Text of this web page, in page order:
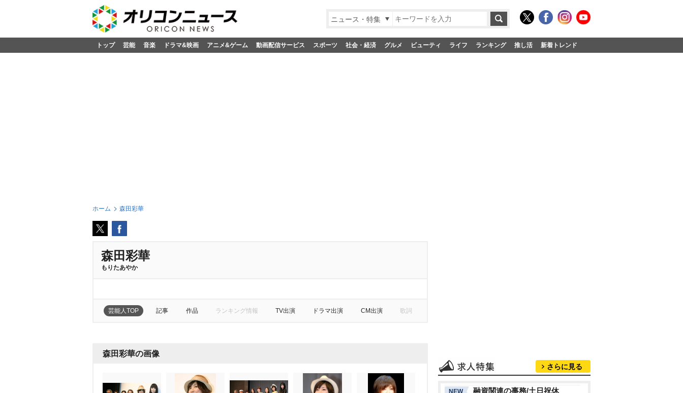
ニュース・特集
トップ 芸能 音楽 ドラマ&映画 アニメ&ゲーム 動画配信サービス スポーツ 社会・経済 グルメ ビューティ ライフ ランキング 推し活 新着トレンド
ホーム 森田彩華
森田彩華
もりたあやか
芸能人TOP 記事 作品 ランキング情報 TV出演 ドラマ出演 CM出演 歌詞
森田彩華の画像
さらに見る
NEW
融資関連の事務/土日祝休